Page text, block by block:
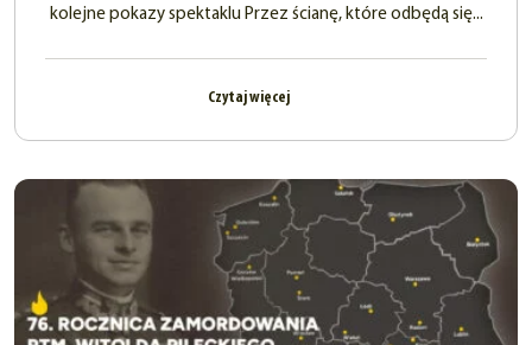
kolejne pokazy spektaklu Przez ścianę, które odbędą się...
Czytaj więcej